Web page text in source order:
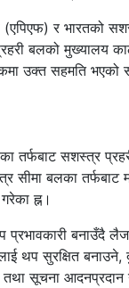
र भारतको
बलको मुख्यालय
उक्त सहमति भएको
तर्फबाट सशस्त्र
सीमा बलका तर्फबाट
ह्न।
प्रभावकारी बनाउँदै
थप सुरक्षित बनाउने,
तथा सूचना आदनप्रदान